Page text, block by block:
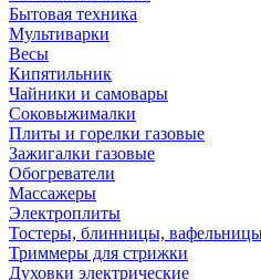
Бытовая техника
Мультиварки
Весы
Кипятильник
Чайники и самовары
Соковыжималки
Плиты и горелки газовые
Зажигалки газовые
Обогреватели
Массажеры
Электроплиты
Тостеры, блинницы,
Триммеры для стрижки
Духовки электрические